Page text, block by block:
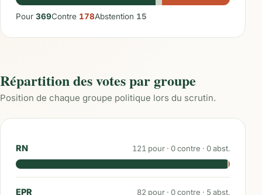
Pour 369Contre 178Abstention 15
Répartition des votes par groupe
Position de chaque groupe politique lors du scrutin.
RN 121 pour · 0contre · 0abst.
EPR 82 pour · 0contre · 5abst.